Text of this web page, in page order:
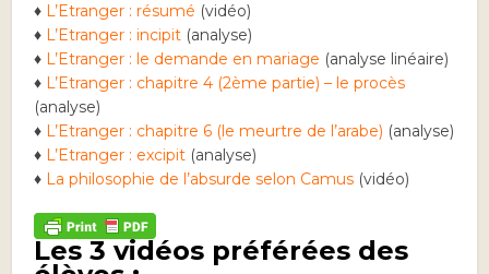
♦ L’Etranger : résumé (vidéo)
♦ L’Etranger : incipit (analyse)
♦ L’Etranger : le demande en mariage (analyse linéaire)
♦ L’Etranger : chapitre 4 (2ème partie) – le procès
(analyse)
♦ L’Etranger : chapitre 6 (le meurtre de l’arabe) (analyse)
♦ L’Etranger : excipit (analyse)
♦ La philosophie de l’absurde selon Camus (vidéo)
Les 3 vidéos préférées des